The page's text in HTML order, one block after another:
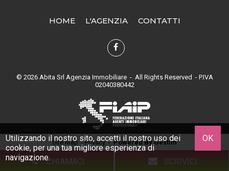
CHIAMACI SCRIVICI
HOME L'AGENZIA CONTATTI
© 2026 Abita Srl Agenzia Immobiliare - All Rights Reserved - P.IVA
02040380442
Site Map -Privacy-Powered By Gestim
Utilizzando il nostro sito, accetti il nostro uso dei
cookie, per una tua migliore esperienza di
navigazione.
OK